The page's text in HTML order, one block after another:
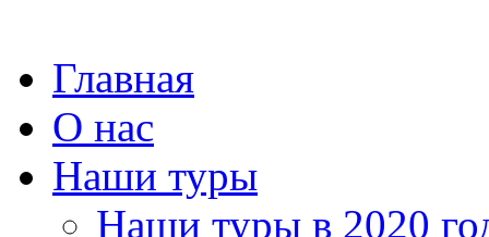
Главная
О нас
Наши туры
Наши туры в 2020